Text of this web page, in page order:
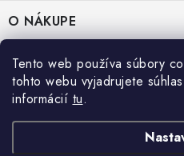
Tento web používa súbory
tohto webu vyjadrujete
informácií tu.
e
VEJU s.r.o.
Janka Kráľa 1059/82
Nitra 94901
IČO: 54577161
IČ DPH: SK2121721426
+421 944 559 421
MAIL:veju@veju.sk
O NÁKUPE
Kontakty
PRÁVNE INFORMÁCIE
Obchodné podmienky
Ochrana osobných údajov